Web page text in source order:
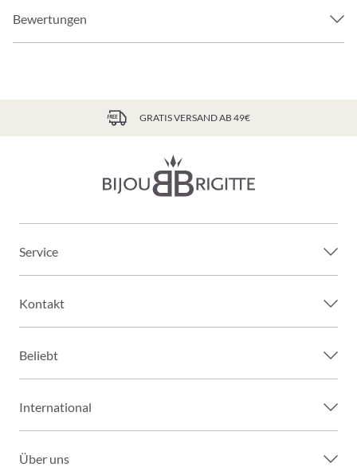
Bewertungen
GRATIS VERSAND AB 49€
Service
Kontakt
Beliebt
International
Über uns